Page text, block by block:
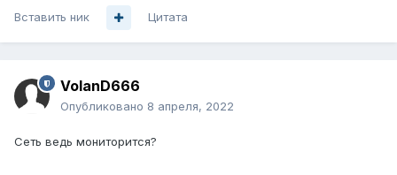
Вставить ник Цитата
VolanD666
Опубликовано 8 апреля, 2022
Сеть ведь мониторится?